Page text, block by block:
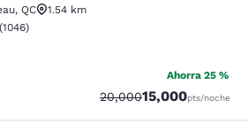
, QC
1.54 km
de 4.5 estrellas. Excelente. 1046 reseñas
(1046)
Ahorra 25 %
Tarifa tachada:
20,000Tarifa reducida:
15,000pts
Puntos /noche